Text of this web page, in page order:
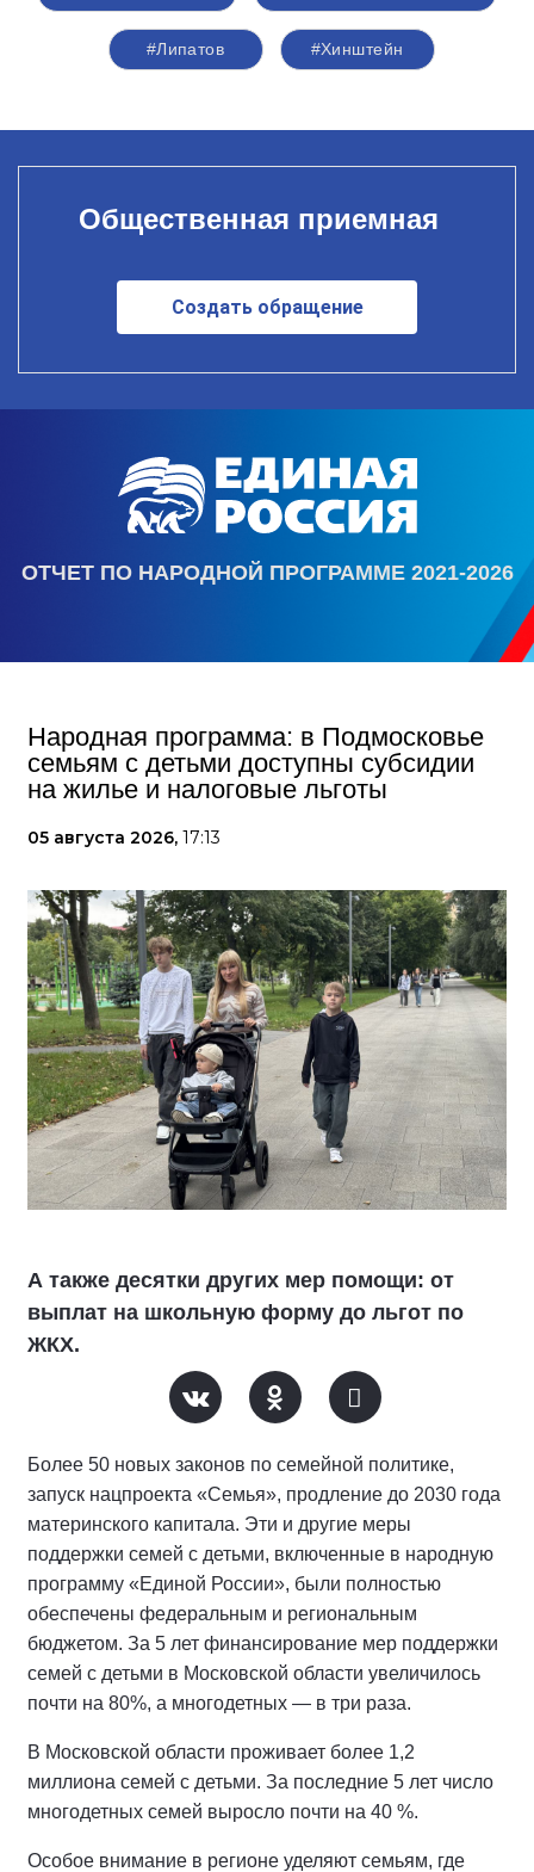
#Липатов #Хинштейн
Общественная приемная
Создать обращение
ОТЧЕТ ПО НАРОДНОЙ ПРОГРАММЕ 2021-2026
Народная программа: в Подмосковье
семьям с детьми доступны субсидии
на жилье и налоговые льготы
05 августа 2026, 17:13
А также десятки других мер помощи: от
выплат на школьную форму до льгот по
ЖКХ.
Более 50 новых законов по семейной политике,
запуск нацпроекта «Семья», продление до 2030 года
материнского капитала. Эти и другие меры
поддержки семей с детьми, включенные в народную
программу «Единой России», были полностью
обеспечены федеральным и региональным
бюджетом. За 5 лет финансирование мер поддержки
семей с детьми в Московской области увеличилось
почти на 80%, а многодетных — в три раза.
В Московской области проживает более 1,2
миллиона семей с детьми. За последние 5 лет число
многодетных семей выросло почти на 40 %.
Особое внимание в регионе уделяют семьям, где